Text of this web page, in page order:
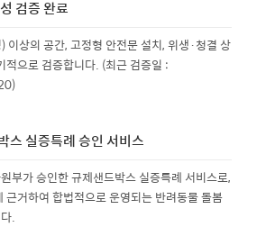
검증 완료
상의 공간, 고정형 안전문 설치, 위생·청결 상
적으로 검증합니다. (최근 검증일 :
스 실증특례 승인 서비스
부가 승인한 규제샌드박스 실증특례 서비스로,
근거하여 합법적으로 운영되는 반려동물 돌봄
.